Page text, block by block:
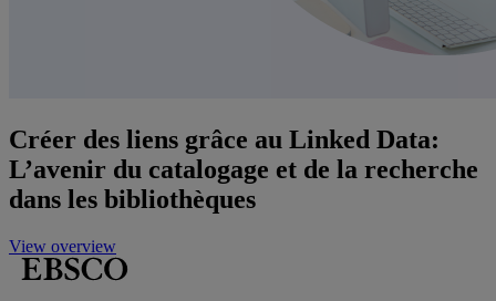
Créer des liens grâce au Linked Data:
L’avenir du catalogage et de la recherche
dans les bibliothèques
View overview